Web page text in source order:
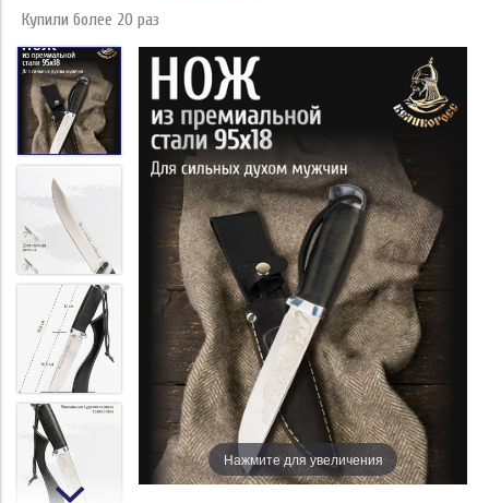
Купили более 20 раз
Нажмите для увеличения